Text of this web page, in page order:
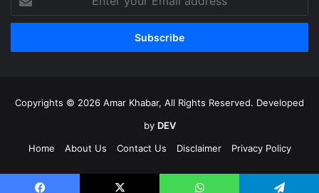
your
Email
Copyrights © 2026 Amar Khabar, All Rights Reserved. Developed
by DEV
Home
About Us Contact Us Disclaimer Privacy Policy